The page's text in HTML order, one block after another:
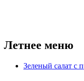
Летнее меню
Зеленый салат с